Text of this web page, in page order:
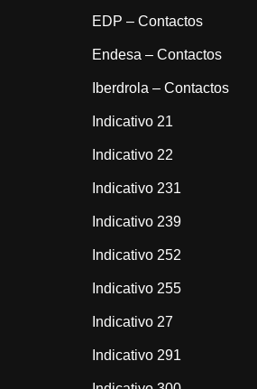
EDP – Contactos
Endesa – Contactos
Iberdrola – Contactos
Indicativo 21
Indicativo 22
Indicativo 231
Indicativo 239
Indicativo 252
Indicativo 255
Indicativo 27
Indicativo 291